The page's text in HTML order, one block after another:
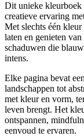
Dit unieke kleurboek
creatieve ervaring
Met slechts één
laten en genieten
schaduwen die
intens.
Elke pagina bevat
landschappen tot
met kleur en vorm,
leven brengt. Het
ontspannen,
eenvoud te ervaren.